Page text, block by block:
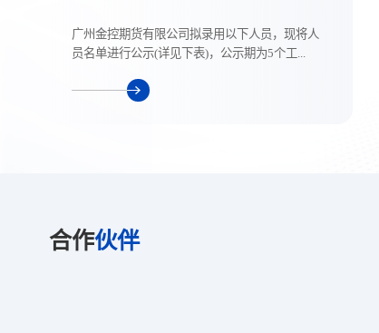
广州金控期货有限公司拟录用以下人员，现将人
员名单进行公示(详见下表)，公示期为5个工...
合作伙伴